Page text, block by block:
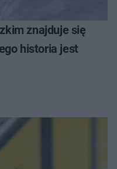
znajduje się
historia jest